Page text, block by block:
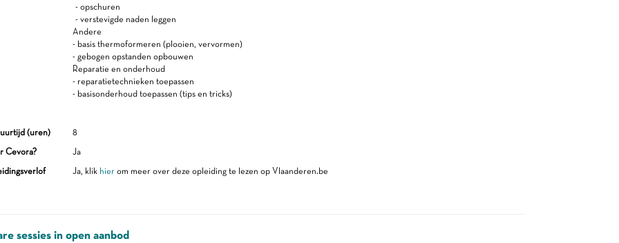
- opschuren
- verstevigde naden leggen
Andere
- basis thermoformeren (plooien, vervormen)
- gebogen opstanden opbouwen
Reparatie en onderhoud
- reparatietechnieken toepassen
- basisonderhoud toepassen (tips en tricks)
(uren)
8
Cevora?
Ja
Ja, klik hierom meer over deze opleiding te lezen op Vlaanderen.be
sessies in open aanbod